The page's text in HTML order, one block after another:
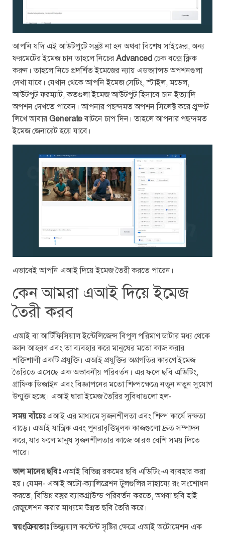
আপনি যদি এই আউটপুটে সন্তুষ্ট না হন অথবা বিশেষ সাইজের, অন্য
ফরমেটের ইমেজ চান তাহলে নিচেরAdvancedচেক বক্সে ক্লিক
করুন। তাহলে নিচে প্রদর্শিত ইমেজের ন্যায় এডভ্যান্সড অপশনগুলা
দেখা যাবে। যেখান থেকে আপনি ইমেজ সেটিং, স্টাইল, মডেল,
আউটপুট ফরম্যাট, কতগুলা ইমেজ আউটপুট হিসাবে চান ইত্যাদি
অপশন দেখতে পাবেন। আপনার পছন্দমত অপশন সিলেক্ট করে প্রুম্পট
লিখে আবারGenerateবাটনে চাপ দিন। তাহলে আপনার পছন্দমত
ইমেজ জেনারেট হয়ে যাবে।
এভাবেই আপনি এআই দিয়ে ইমেজ তৈরী করতে পারেন।
কেন আমরা এআই দিয়ে ইমেজ
তৈরী করব
এআই বা আর্টিফিসিয়াল ইন্টেলিজেন্স বিপুল পরিমাণ ডাটার মধ্য থেকে
জ্ঞান আহরণ এবং তা ব্যবহার করে মানুষের মতো কাজ করার
শক্তিশালী একটি প্রযুক্তি। এআই প্রযুক্তির অগ্রগতির কারণে ইমেজ
তৈরিতে এসেছে এক অভাবনীয় পরিবর্তন। এর ফলে ছবি এডিটিং,
গ্রাফিক ডিজাইন এবং বিজ্ঞাপনের মতো শিল্পক্ষেত্রে নতুন নতুন সুযোগ
উন্মুক্ত হচ্ছে। এআই দ্বারা ইমেজ তৈরির সুবিধাগুলো হল-
সময় বাঁচেঃএআই এর মাধ্যমে সৃজনশীলতা এবং শিল্প কার্যে দক্ষতা
বাড়ে। এআই যান্ত্রিক এবং পুনরাবৃত্তিমূলক কাজগুলো দ্রুত সম্পাদন
করে, যার ফলে মানুষ সৃজনশীলতার কাজে আরও বেশি সময় দিতে
পারে।
ভাল মানের ছবিঃএআই বিভিন্ন রকমের ছবি এডিটিং-এ ব্যবহার করা
হয়। যেমন- এআই অটো-ক্যালিব্রেশন টুলগুলির সাহায্যে রং সংশোধন
করতে, বিভিন্ন বস্তুর ব্যাকগ্রাউন্ড পরিবর্তন করতে, অথবা ছবি হাই
রেজুলেশন করার মাধ্যমে উন্নত ছবি তৈরি করে।
স্বয়ংক্রিয়তাঃভিজ্যুয়াল কন্টেন্ট সৃষ্টির ক্ষেত্রে এআই অটোমেশন এক